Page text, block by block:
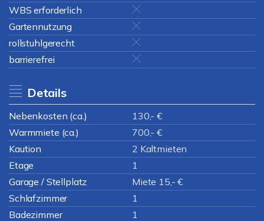
WBS erforderlich
Gartennutzung
rollstuhlgerecht
barrierefrei
Details
Nebenkosten (ca.)
130,- €
Warmmiete (ca.)
700,- €
Kaution
2 Kaltmieten
Etage
1
Garage / Stellplatz
Miete 15,- €
Schlafzimmer
1
Badezimmer
1